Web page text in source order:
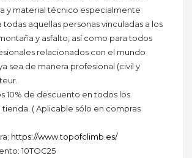
y material técnico especialmente
todas aquellas personas vinculadas a los
y asfalto, así como para todos
relacionados con el mundo
sea de manera profesional (civil y
10% de descuento en todos los
tienda. ( Aplicable sólo en compras
https://www.topofclimb.es/
10TOC25